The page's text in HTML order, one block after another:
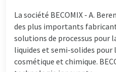
La société BECOMIX - A.
des plus importants
solutions de processus pour
liquides et semi-solides
cosmétique et chimique.